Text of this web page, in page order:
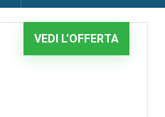
VEDI L'OFFERTA